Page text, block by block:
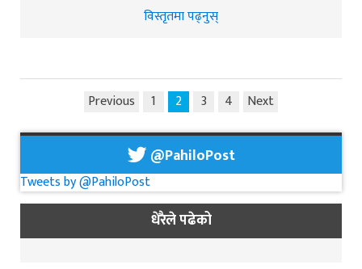
विस्तृतमा पढ्नुस्
Previous 1 2 3 4 Next
@PahiloPost
Tweets by @PahiloPost
धेरैले पढेको